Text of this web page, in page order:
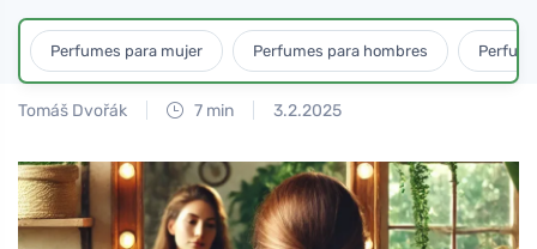
Perfumes para mujer Perfumes para hombres
Tomáš Dvořák 7 min 3.2.2025